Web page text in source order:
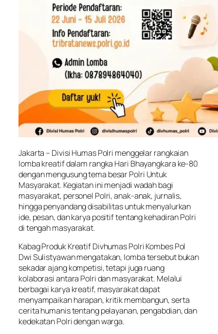
Jakarta – Divisi Humas Polri menggelar rangkaian
lomba kreatif dalam rangka Hari Bhayangkara ke-80
dengan mengusung tema besar Polri Untuk
Masyarakat. Kegiatan ini menjadi wadah bagi
masyarakat, personel Polri, anak-anak, jurnalis,
hingga penyandang disabilitas untuk menyalurkan
ide, pesan, dan karya positif tentang kehadiran Polri
di tengah masyarakat.
Kabag Produk Kreatif Divhumas Polri Kombes Pol
Dwi Sulistyawan mengatakan, lomba tersebut bukan
sekadar ajang kompetisi, tetapi juga ruang
kolaborasi antara Polri dan masyarakat. Melalui
berbagai karya kreatif, masyarakat dapat
menyampaikan harapan, kritik membangun, serta
cerita humanis tentang pelayanan, pengabdian, dan
kedekatan Polri dengan warga.